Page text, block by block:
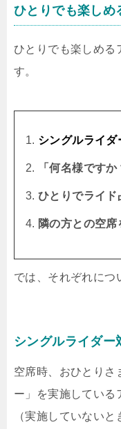
ひとりでも楽しめ
ひとりでも楽しめる
す。
シングルライ
「何名様です
ひとりでライド
隣の方との空
では、それぞれにつ
シングルライダー
空席時、おひとりさ
ー」を実施している
（実施していないと